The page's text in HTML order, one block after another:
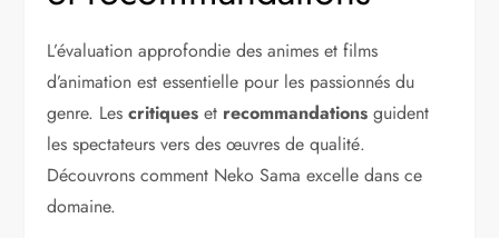
L’évaluation approfondie des animes et films
d’animation est essentielle pour les passionnés du
genre. Lescritiques et recommandations guident
les spectateurs vers des œuvres de qualité.
Découvrons comment Neko Sama excelle dans ce
domaine.